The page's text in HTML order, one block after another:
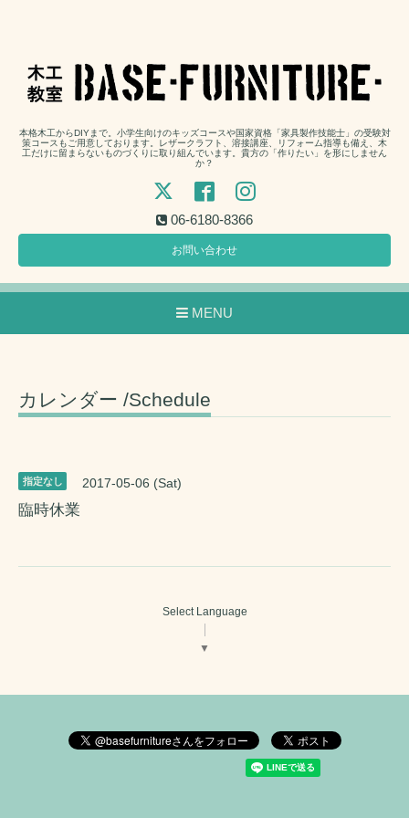
本格木工からDIYまで。小学生向けのキッズコースや国家資格「家具製作技能士」の受験対
策コースもご用意しております。レザークラフト、溶接講座、リフォーム指導も備え、木
工だけに留まらないものづくりに取り組んでいます。貴方の「作りたい」を形にしません
か？
06-6180-8366
お問い合わせ
MENU
カレンダー /Schedule
指定なし 2017-05-06 (Sat)
臨時休業
Select Language
▼